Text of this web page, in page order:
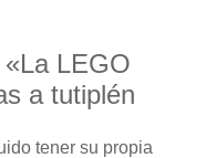
LEGO
a tutiplén
tener su propia